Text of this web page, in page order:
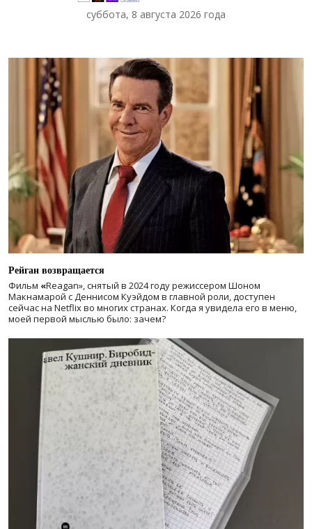
суббота, 8 августа 2026 года
Рейган возвращается
Фильм «Reagan», снятый в 2024 годурежиссером Шоном
Макнамарой с Деннисом Куэйдом в главной роли, доступен
сейчас на Netflix во многих странах. Когда я увидела его в меню,
моей первой мыслью было: зачем?